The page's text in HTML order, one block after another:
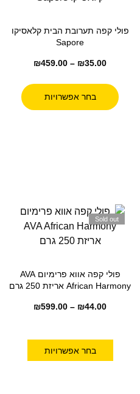
פולי קפה תערובת הבית קלאסיקו
Sapore
₪35.00
–
₪459.00
בחר אפשרויות
Sold out
פולי קפה אווא פרימיום AVA
African Harmony אריזת 250 גרם
₪44.00
–
₪599.00
בחר אפשרויות